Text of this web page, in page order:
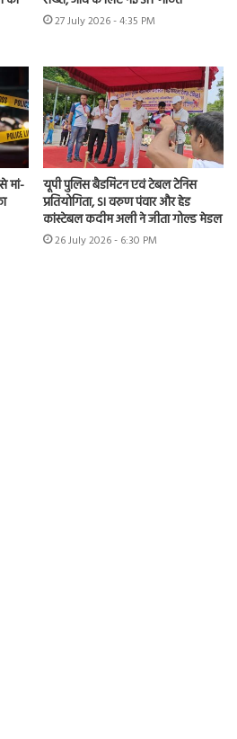
27 July 2026 - 4:35 PM
मां-
यूपी पुलिस बैडमिंटन एवं टेबल टेनिस
प्रतियोगिता, SI वरुण पंवार और हेड
कांस्टेबल कदीम अली ने जीता गोल्ड मेडल
26 July 2026 - 6:30 PM